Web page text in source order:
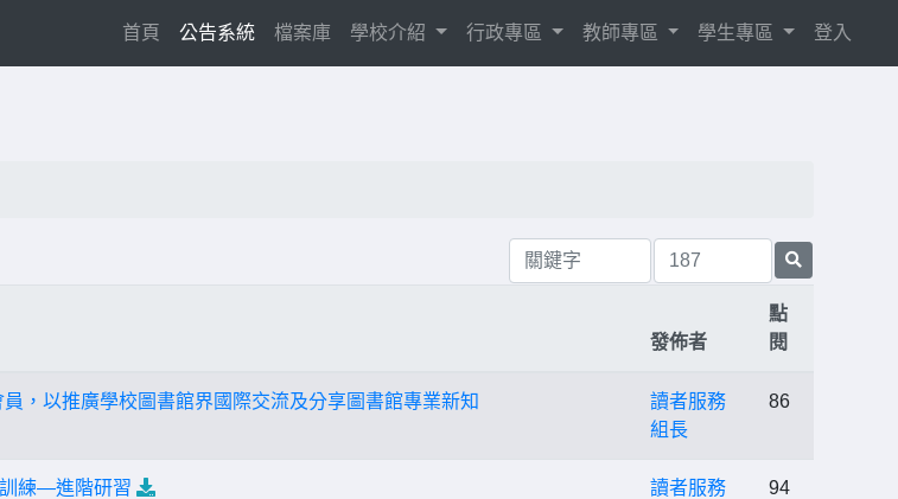
首頁 (current)
公告系統 檔案庫 學校介紹 行政專區 教師專區 學生專區 登入
發佈者
點
閱
，以推廣學校圖書館界國際交流及分享圖書館專業新知
讀者服務
組長
86
練—進階研習
讀者服務
94